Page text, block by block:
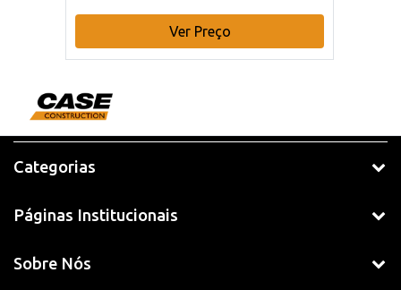
Ver Preço
Categorias
Páginas Institucionais
Sobre Nós